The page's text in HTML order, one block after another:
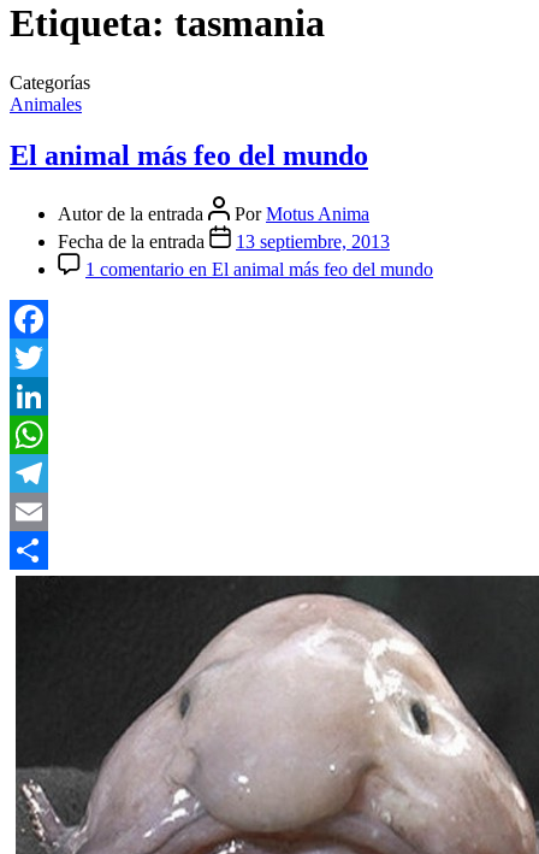
Etiqueta: tasmania
Categorías
Animales
El animal más feo del mundo
Autor de la entrada PorMotus Anima
Fecha de la entrada
13 septiembre, 2013
1 comentario en El animal más feo del mundo
Facebook
Twitter
LinkedIn
WhatsApp
Telegram
Email